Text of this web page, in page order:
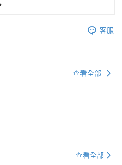
客服
查看全部
查看全部